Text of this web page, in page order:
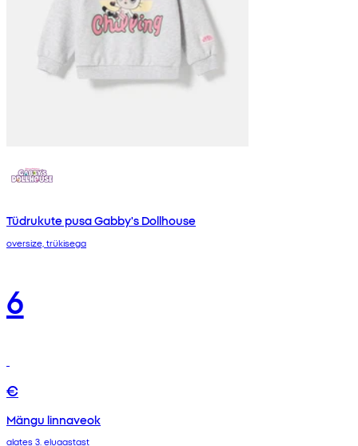
Tüdrukute pusa Gabby's Dollhouse
oversize, trükisega
6
€
Mängu linnaveok
alates 3. eluaastast